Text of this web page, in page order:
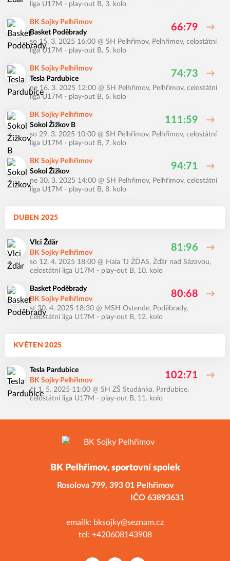
liga U17M - play-out B, 3. kolo
BK Sojky Pelhřimov
Basket Poděbrady
66:79
so 15. 3. 2025 16:00 @ SH Pelhřimov, Pelhřimov, celostátní
liga U17M - play-out B, 5. kolo
BK Sojky Pelhřimov
Tesla Pardubice
74:73
ne 16. 3. 2025 12:00 @ SH Pelhřimov, Pelhřimov, celostátní
liga U17M - play-out B, 6. kolo
BK Sojky Pelhřimov
Sokol Žižkov B
111:59
so 29. 3. 2025 10:00 @ SH Pelhřimov, Pelhřimov, celostátní
liga U17M - play-out B, 7. kolo
BK Sojky Pelhřimov
Sokol Žižkov
94:71
ne 30. 3. 2025 14:00 @ SH Pelhřimov, Pelhřimov, celostátní
liga U17M - play-out B, 8. kolo
DUBEN 2025
Vlci Žďár
BK Sojky Pelhřimov
81:96
so 12. 4. 2025 18:00 @ Hala TJ ŽĎAS, Žďár nad Sázavou,
celostátní liga U17M - play-out B, 10. kolo
Basket Poděbrady
BK Sojky Pelhřimov
80:68
st 30. 4. 2025 18:30 @ MSH Ostende, Poděbrady,
celostátní liga U17M - play-out B, 12. kolo
KVĚTEN 2025
Tesla Pardubice
BK Sojky Pelhřimov
102:71
čt 1. 5. 2025 11:00 @ SH ZŠ Studánka, Pardubice,
celostátní liga U17M - play-out B, 11. kolo
BK Pelhřimov, sportovní spolek
Rosolova 799, 393 01 Pelhřimov
IČO 63893631
emailk: bksojky@seznam.cz
tel: +420608143908